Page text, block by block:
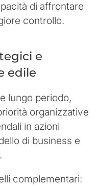
di affrontare
controllo.
e
edile
lungo periodo,
organizzative
in azioni
di business e
complementari: